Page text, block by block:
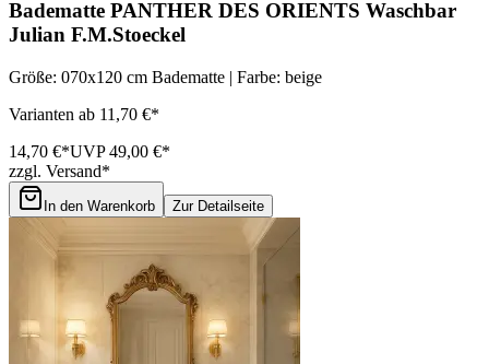
Badematte PANTHER DES ORIENTS Waschbar
Julian F.M.Stoeckel
Größe: 070x120 cm Badematte | Farbe: beige
Varianten ab 11,70 €*
14,70 €*UVP 49,00 €*
zzgl. Versand*
In den Warenkorb Zur Detailseite